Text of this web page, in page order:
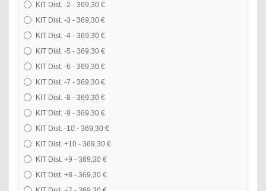
KIT Dist. -2 - 369,30 €
KIT Dist. -3 - 369,30 €
KIT Dist. -4 - 369,30 €
KIT Dist. -5 - 369,30 €
KIT Dist. -6 - 369,30 €
KIT Dist. -7 - 369,30 €
KIT Dist. -8 - 369,30 €
KIT Dist. -9 - 369,30 €
KIT Dist. -10 - 369,30 €
KIT Dist. +10 - 369,30 €
KIT Dist. +9 - 369,30 €
KIT Dist. +8 - 369,30 €